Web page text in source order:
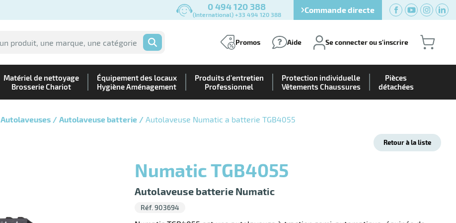
0 494 120 388
(International) +33 494 120 388 Commande directe
OK Promos Aide Se connecter ou s'inscrire
Matériel de nettoyage
Brosserie Chariot
Équipement des locaux
Hygiène Aménagement
Produits d'entretien
Professionnel
Protection individuelle
Vêtements Chaussures
Pièces
détachées
Autolaveuses Autolaveuse batterie Autolaveuse Numatic a batterie TGB4055
Retour à la liste
Numatic TGB4055
Autolaveuse batterie Numatic
Réf. 903694